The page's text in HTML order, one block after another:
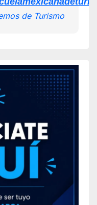
de Turismo